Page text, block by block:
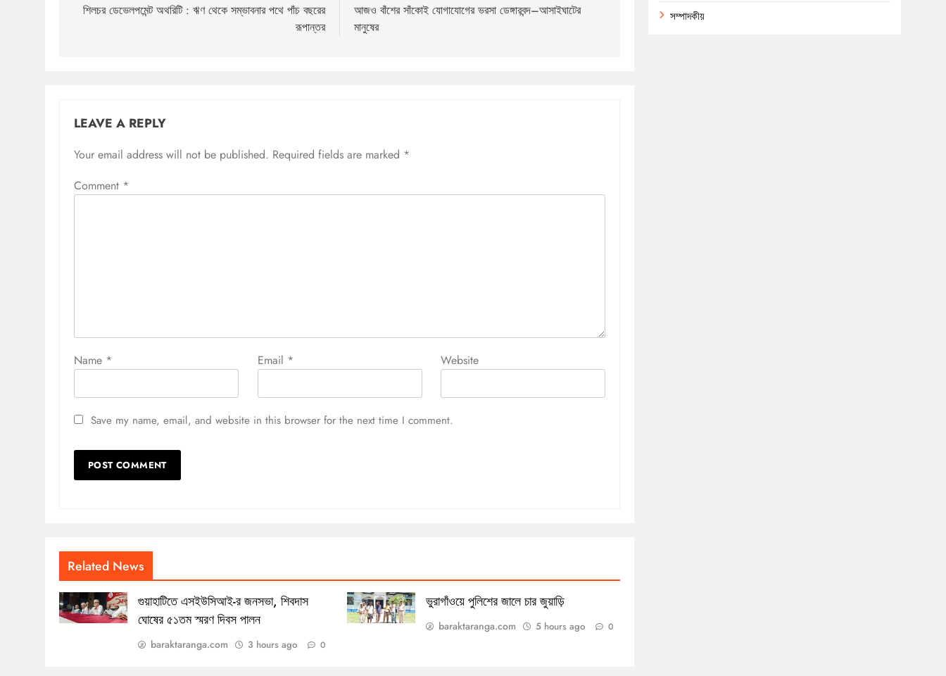
navigation
শিলচর ডেভেলপমেন্ট অথরিটি : ঋণ থেকে সম্ভাবনার পথে পাঁচ বছরের
রূপান্তর
আজও বাঁশের সাঁকোই যোগাযোগের ভরসা ডেঙ্গারবন্দ–আসাইঘাটের
মানুষের
LEAVE A REPLY
Your email address will not be published. Required fields are marked *
Comment *
Name * Email * Website
Save my name, email, and website in this browser for the next time I comment.
Related News
গুয়াহাটিতে এসইউসিআই-র জনসভা, শিবদাস
ঘোষের ৫১তম স্মরণ দিবস পালন
baraktaranga.com 3 hours ago 0
ভুরাগাঁওয়ে পুলিশের জালে চার জুয়াড়ি
baraktaranga.com 5 hours ago 0
সম্পাদকীয়